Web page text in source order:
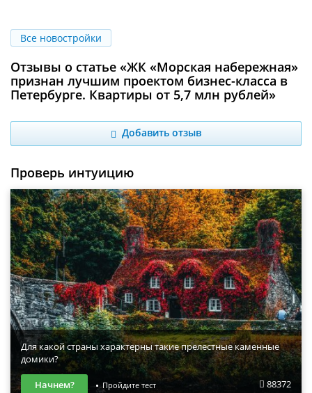
Все новостройки
Отзывы о статье «ЖК «Морская набережная»
признан лучшим проектом бизнес-класса в
Петербурге. Квартиры от 5,7 млн рублей»
Добавить отзыв
Проверь интуицию
Для какой страны характерны такие прелестные каменные
домики?
88372
Начнем? Пройдите тест